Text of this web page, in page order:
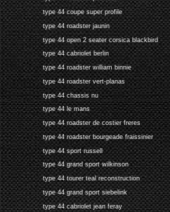
type 44 coupe super profile
type 44 roadster jaunin
type 44 open 2 seater corsica blackbird
type 44 cabriolet berlin
type 44 roadster william binnie
type 44 roadster vert-planas
type 44 chassis nu
type 44 le mans
type 44 roadster de costier freres
type 44 roadster bourgeade fraissinier
type 44 sport russell
type 44 grand sport wilkinson
type 44 tourer teal reconstruction
type 44 grand sport siebelink
type 44 cabriolet jean feray